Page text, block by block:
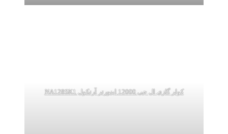
کولر گازی ال جی 12000 اینورتر آرتکول NA128SK1